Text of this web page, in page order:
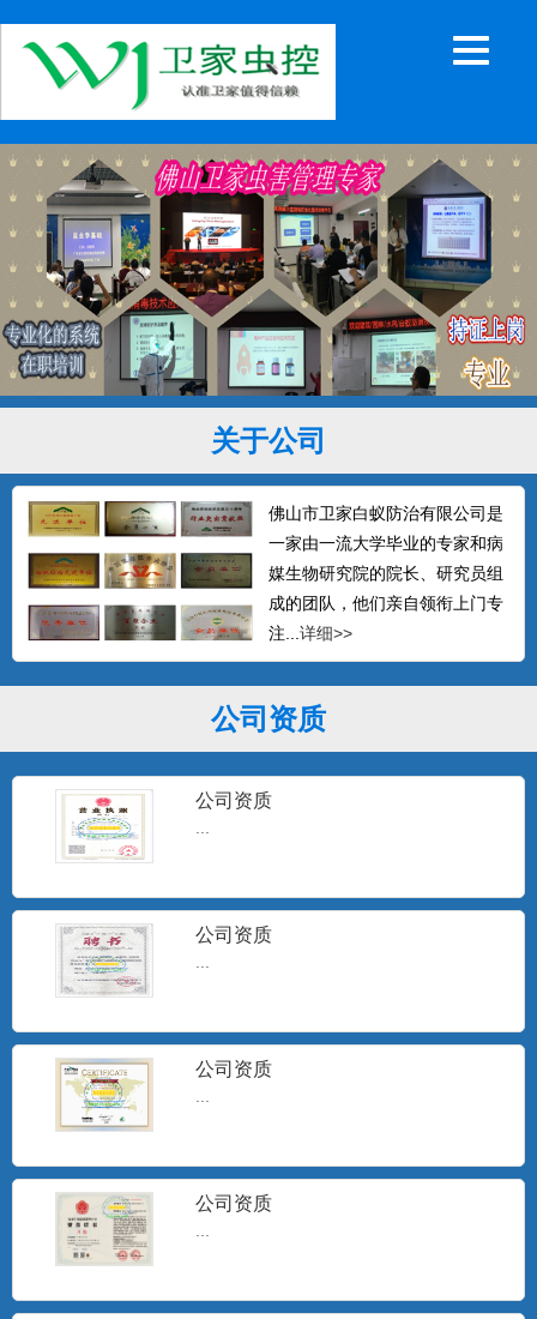
关于公司
佛山市卫家白蚁防治有限公司是
一家由一流大学毕业的专家和病
媒生物研究院的院长、研究员组
成的团队，他们亲自领衔上门专
注... 详细>>
公司资质
公司资质
公司资质
公司资质
公司资质